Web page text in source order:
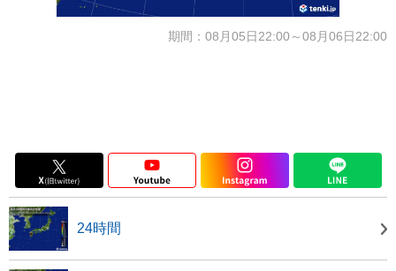
期間：08月05日22:00～08月06日22:00
24時間